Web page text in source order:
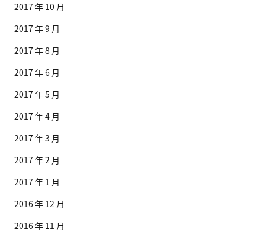
2017 年 10 月
2017 年 9 月
2017 年 8 月
2017 年 6 月
2017 年 5 月
2017 年 4 月
2017 年 3 月
2017 年 2 月
2017 年 1 月
2016 年 12 月
2016 年 11 月